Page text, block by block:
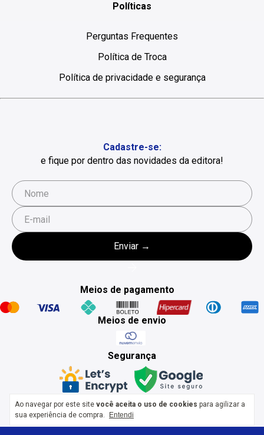
Ao navegar por este site você aceita o uso de cookies para agilizar a
sua experiência de compra.
Entendi
Políticas
Perguntas Frequentes
Política de Troca
Política de privacidade e segurança
Cadastre-se:
e fique por dentro das novidades da editora!
Meios de pagamento
Meios de envio
Segurança